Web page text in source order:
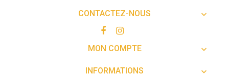
CONTACTEZ-NOUS 
MON COMPTE 
INFORMATIONS 